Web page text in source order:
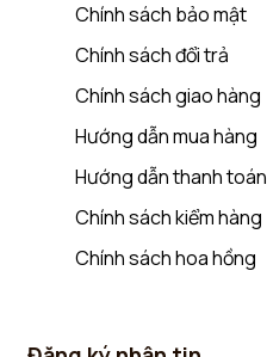
Chính sách bảo mật
Chính sách đổi trả
Chính sách giao hàng
Hướng dẫn mua hàng
Hướng dẫn thanh toán
Chính sách kiểm hàng
Chính sách hoa hồng